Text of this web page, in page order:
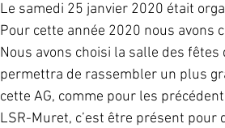
Le samedi 25 janvier 2020 était
Pour cette année 2020 nous avons
Nous avons choisi la salle des fêtes
permettra de rassembler un plus
cette AG, comme pour les
LSR-Muret, c’est être présent